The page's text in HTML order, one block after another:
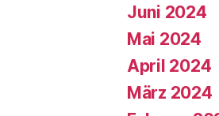
Juni 2024
Mai 2024
April 2024
März 2024